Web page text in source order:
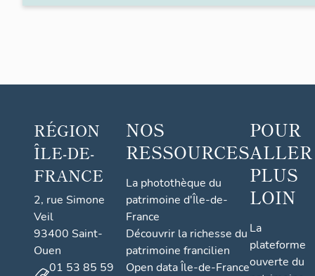
RÉGION
ÎLE-DE-
FRANCE
2, rue Simone
Veil
93400 Saint-
Ouen
01 53 85 59
NOS
RESSOURCES
La photothèque du
patrimoine d'Île-de-
France
Découvrir la richesse du
patrimoine francilien
Open data Île-de-France
POUR
ALLER
PLUS
LOIN
La
plateforme
ouverte du